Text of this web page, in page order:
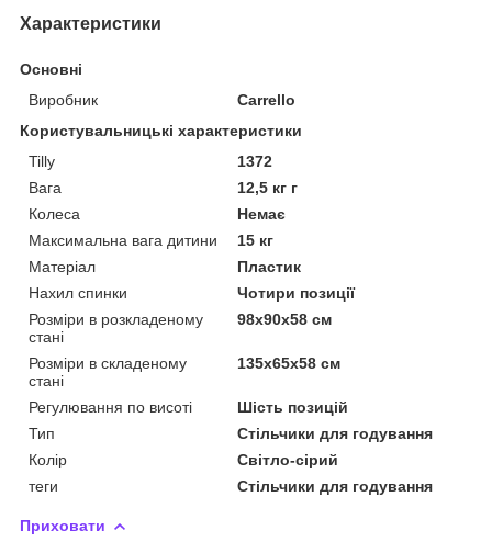
Характеристики
Основні
Виробник
Carrello
Користувальницькі характеристики
Tilly
1372
Вага
12,5 кг г
Колеса
Немає
Максимальна вага дитини
15 кг
Матеріал
Пластик
Нахил спинки
Чотири позиції
Розміри в розкладеному
стані
98х90х58 см
Розміри в складеному
стані
135х65х58 см
Регулювання по висоті
Шість позицій
Тип
Стільчики для годування
Колір
Світло-сірий
теги
Стільчики для годування
Приховати